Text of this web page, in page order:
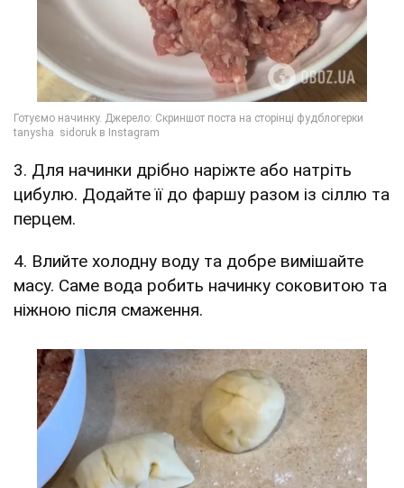
3. Для начинки дрібно наріжте або натріть
цибулю. Додайте її до фаршу разом із сіллю та
перцем.
4. Влийте холодну воду та добре вимішайте
масу. Саме вода робить начинку соковитою та
ніжною після смаження.